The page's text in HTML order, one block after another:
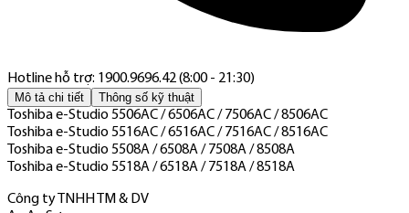
Hotline hỗ trợ: 1900.9696.42 (8:00 - 21:30)
Mô tả chi tiết Thông số kỹ thuật
Toshiba e-Studio 5506AC / 6506AC / 7506AC / 8506AC
Toshiba e-Studio 5516AC / 6516AC / 7516AC / 8516AC
Toshiba e-Studio 5508A / 6508A / 7508A / 8508A
Toshiba e-Studio 5518A / 6518A / 7518A / 8518A
Công ty TNHH TM & DV